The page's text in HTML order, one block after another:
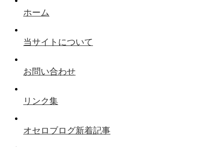
ホーム
当サイトについて
お問い合わせ
リンク集
オセロブログ新着記事